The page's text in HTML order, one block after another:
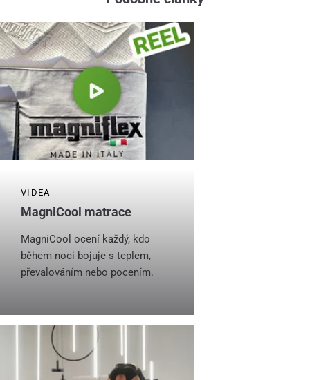
VIDEA
MagniCool matrace
MagniCool ocení každý, kdo
během noci bojuje s teplem,
převalováním nebo pocením.